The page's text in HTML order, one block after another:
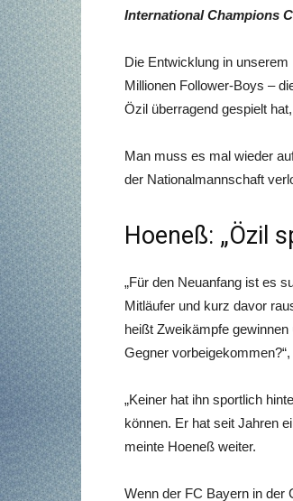
International Champions
Die Entwicklung in
Millionen Follower-Boys –
Özil überragend gespielt
Man muss es mal wieder
der Nationalmannschaft
Hoeneß: „Özil
„Für den Neuanfang ist es
Mitläufer und kurz davor
heißt Zweikämpfe
Gegner
„Keiner hat ihn sportlich
können. Er hat seit Jahren
meinte Hoeneß weiter.
Wenn der FC Bayern in der